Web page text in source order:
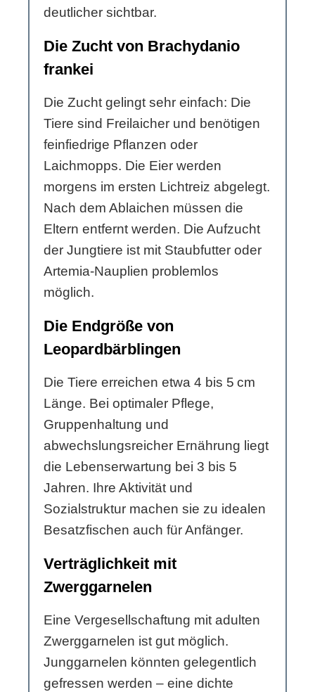
deutlicher sichtbar.
Die Zucht von Brachydanio
frankei
Die Zucht gelingt sehr einfach: Die
Tiere sind Freilaicher und benötigen
feinfiedrige Pflanzen oder
Laichmopps. Die Eier werden
morgens im ersten Lichtreiz abgelegt.
Nach dem Ablaichen müssen die
Eltern entfernt werden. Die Aufzucht
der Jungtiere ist mit Staubfutter oder
Artemia-Nauplien problemlos
möglich.
Die Endgröße von
Leopardbärblingen
Die Tiere erreichen etwa 4 bis 5 cm
Länge. Bei optimaler Pflege,
Gruppenhaltung und
abwechslungsreicher Ernährung liegt
die Lebenserwartung bei 3 bis 5
Jahren. Ihre Aktivität und
Sozialstruktur machen sie zu idealen
Besatzfischen auch für Anfänger.
Verträglichkeit mit
Zwerggarnelen
Eine Vergesellschaftung mit adulten
Zwerggarnelen ist gut möglich.
Junggarnelen könnten gelegentlich
gefressen werden – eine dichte